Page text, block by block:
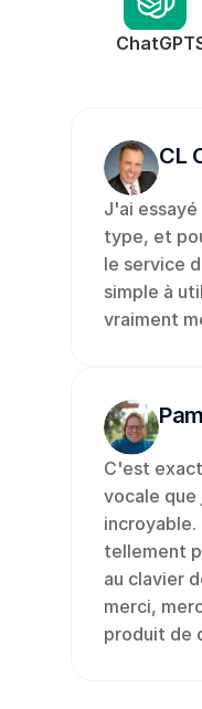
ChatGPT
CL
J'ai
type, et
le service
simple à
vraiment
C'est
vocale que
incroyable.
tellement
au clavier
merci,
produit de